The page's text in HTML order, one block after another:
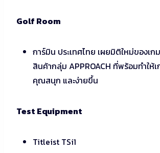
Golf Room
การ์มิน ประเทศไทย เผยมิติใหม่ของเ
สินค้ากลุ่ม APPROACH ที่พร้อมทำให้
คุณสนุก และง่ายขึ้น
Test Equipment
Titleist TSi1